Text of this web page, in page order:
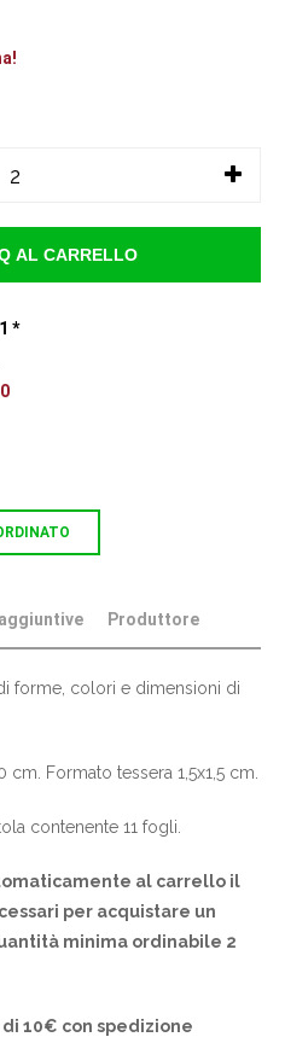
1 *
Produttore
forme, colori e dimensioni di
Formato tessera 1,5x1,5 cm.
contenente 11 fogli.
al carrello il
per acquistare un
minima ordinabile 2
10€ con spedizione